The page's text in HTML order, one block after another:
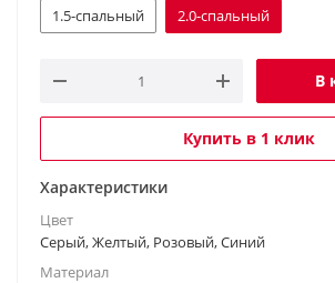
1.5-спальный
2.0-спальный
В
Купить в 1 клик
Характеристики
Цвет
Серый, Желтый, Розовый, Синий
Материал